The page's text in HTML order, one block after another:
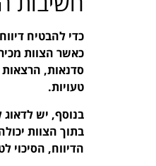
כדי להבטיח
כאשר הצוות
סדנאות,
טעויות.
בנוסף, יש לדאוג
בתוך הצוות
הדיווח, הסיכוי